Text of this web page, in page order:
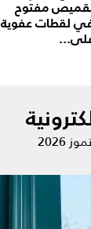
مفتوح
لقطات عفوية